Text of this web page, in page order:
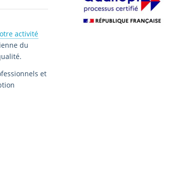
activité
du
et